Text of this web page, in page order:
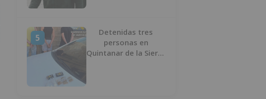
5
Detenidas tres
personas en
Quintanar de la Sierra